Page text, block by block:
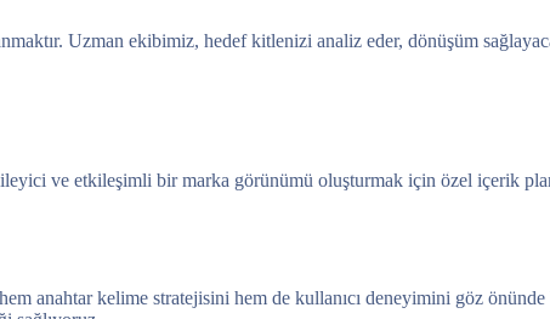
Uzman ekibimiz, hedef kitlenizi analiz eder, dönüşüm
ve etkileşimli bir marka görünümü oluşturmak için özel içerik
anahtar kelime stratejisini hem de kullanıcı deneyimini göz